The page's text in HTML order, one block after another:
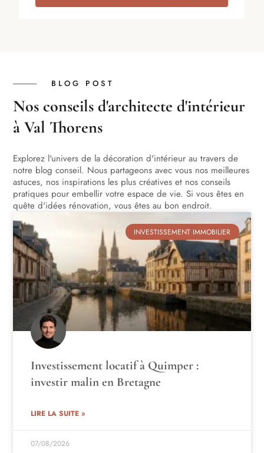
BLOG POST
Nos conseils d'architecte d'intérieur
à Val Thorens
Explorez l'univers de la décoration d'intérieur au travers de
notre blog conseil. Nous partageons avec vous nos meilleures
astuces, nos inspirations les plus créatives et nos conseils
pratiques pour embellir votre espace de vie. Si vous êtes en
quête d'idées rénovation, vous êtes au bon endroit.
INVESTISSEMENT IMMOBILIER
Investissement locatif à Quimper :
investir malin en Bretagne
LIRE LA SUITE »
07/08/2026